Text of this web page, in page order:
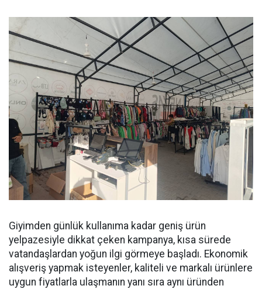
Giyimden günlük kullanıma kadar geniş ürün
yelpazesiyle dikkat çeken kampanya, kısa sürede
vatandaşlardan yoğun ilgi görmeye başladı. Ekonomik
alışveriş yapmak isteyenler, kaliteli ve markalı ürünlere
uygun fiyatlarla ulaşmanın yanı sıra aynı üründen